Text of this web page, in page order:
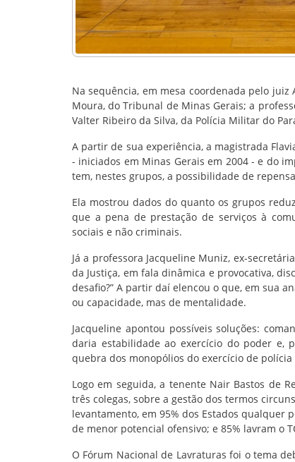
Na sequência, em mesa coordenada pelo
Moura, do Tribunal de Minas Gerais; a
Valter Ribeiro da Silva, da Polícia Militar do
A partir de sua experiência, a magistrada
- iniciados em Minas Gerais em 2004 - e do
tem, nestes grupos, a possibilidade de
Ela mostrou dados do quanto os grupos
que a pena de prestação de serviços à
sociais e não criminais.
Já a professora Jacqueline Muniz, ex-
da Justiça, em fala dinâmica e provocativa,
desafio?” A partir daí elencou o que, em sua
ou capacidade, mas de mentalidade.
Jacqueline apontou possíveis soluções:
daria estabilidade ao exercício do poder e,
quebra dos monopólios do exercício de
Logo em seguida, a tenente Nair Bastos de
três colegas, sobre a gestão dos termos
levantamento, em 95% dos Estados qualquer
de menor potencial ofensivo; e 85% lavram o
O Fórum Nacional de Lavraturas foi o tema